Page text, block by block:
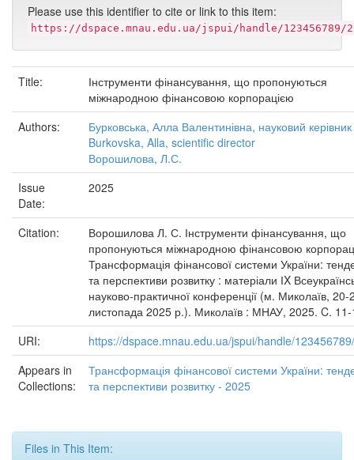
Please use this identifier to cite or link to this item:
https://dspace.mnau.edu.ua/jspui/handle/123456789/
Title:
Інструменти фінансування, що пропонуються
міжнародною фінансовою корпорацією
Authors:
Бурковська, Алла Валентинівна, науковий керівник
Burkovska, Alla, scientific director
Ворошилова, Л.С.
Issue
Date:
2025
Citation:
Ворошилова Л. С. Інструменти фінансування, що
пропонуються міжнародною фінансовою
Трансформація фінансової системи України:
та перспективи розвитку : матеріали ІX
науково-практичної конференції (м. Миколаїв, 20-
листопада 2025 р.). Миколаїв : МНАУ, 2025. C.
URI:
https://dspace.mnau.edu.ua/jspui/handle/
Appears in
Collections:
Трансформація фінансової системи України:
та перспективи розвитку - 2025
Files in This Item: